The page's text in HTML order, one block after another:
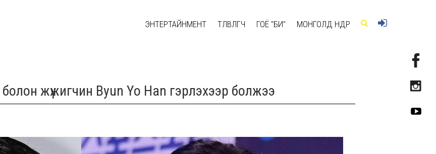
ЭНТЕРТАЙНМЕНТ ТӨЛӨВЛӨГЧ ГОЁ "БИ" МОНГОЛД ӨНӨӨДӨР
жүжигчин Byun Yo Han гэрлэхээр болжээ